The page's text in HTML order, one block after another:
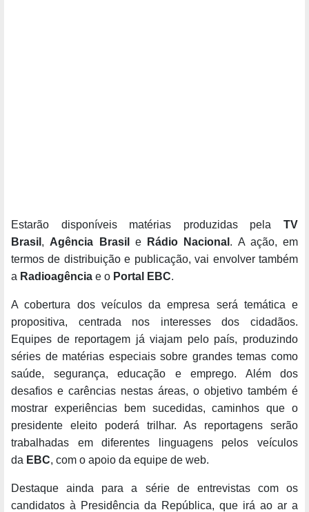
Estarão disponíveis matérias produzidas pela TV
Brasil , Agência Brasil e Rádio Nacional . A ação, em
termos de distribuição e publicação, vai envolver também
a Radioagência e o Portal EBC.
A cobertura dos veículos da empresa será temática e
propositiva, centrada nos interesses dos cidadãos.
Equipes de reportagem já viajam pelo país, produzindo
séries de matérias especiais sobre grandes temas como
saúde, segurança, educação e emprego. Além dos
desafios e carências nestas áreas, o objetivo também é
mostrar experiências bem sucedidas, caminhos que o
presidente eleito poderá trilhar. As reportagens serão
trabalhadas em diferentes linguagens pelos veículos
da EBC, com o apoio da equipe de web.
Destaque ainda para a série de entrevistas com os
candidatos à Presidência da República, que irá ao ar a